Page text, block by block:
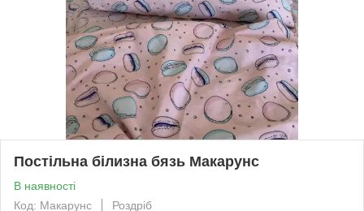
Постільна білизна бязь Макарунс
В наявності
Код: Макарунс
Роздріб